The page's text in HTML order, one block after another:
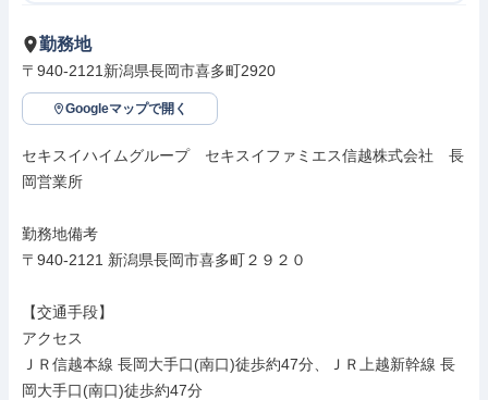
勤務地
〒940-2121新潟県長岡市喜多町2920
Googleマップで開く
セキスイハイムグループ　セキスイファミエス信越株式会社　長
岡営業所
勤務地備考
〒940-2121 新潟県長岡市喜多町２９２０
【交通手段】
アクセス
ＪＲ信越本線 長岡大手口(南口)徒歩約47分、ＪＲ上越新幹線 長
岡大手口(南口)徒歩約47分